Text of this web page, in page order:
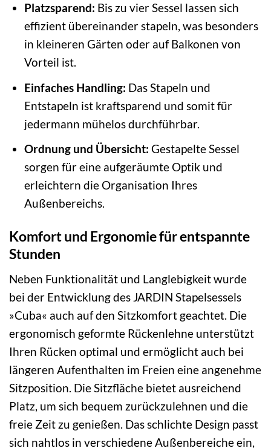
Platzsparend: Bis zu vier Sessel lassen sich
effizient übereinander stapeln, was besonders
in kleineren Gärten oder auf Balkonen von
Vorteil ist.
Einfaches Handling: Das Stapeln und
Entstapeln ist kraftsparend und somit für
jedermann mühelos durchführbar.
Ordnung und Übersicht: Gestapelte Sessel
sorgen für eine aufgeräumte Optik und
erleichtern die Organisation Ihres
Außenbereichs.
Komfort und Ergonomie für entspannte
Stunden
Neben Funktionalität und Langlebigkeit wurde
bei der Entwicklung des JARDIN Stapelsessels
»Cuba« auch auf den Sitzkomfort geachtet. Die
ergonomisch geformte Rückenlehne unterstützt
Ihren Rücken optimal und ermöglicht auch bei
längeren Aufenthalten im Freien eine angenehme
Sitzposition. Die Sitzfläche bietet ausreichend
Platz, um sich bequem zurückzulehnen und die
freie Zeit zu genießen. Das schlichte Design passt
sich nahtlos in verschiedene Außenbereiche ein,